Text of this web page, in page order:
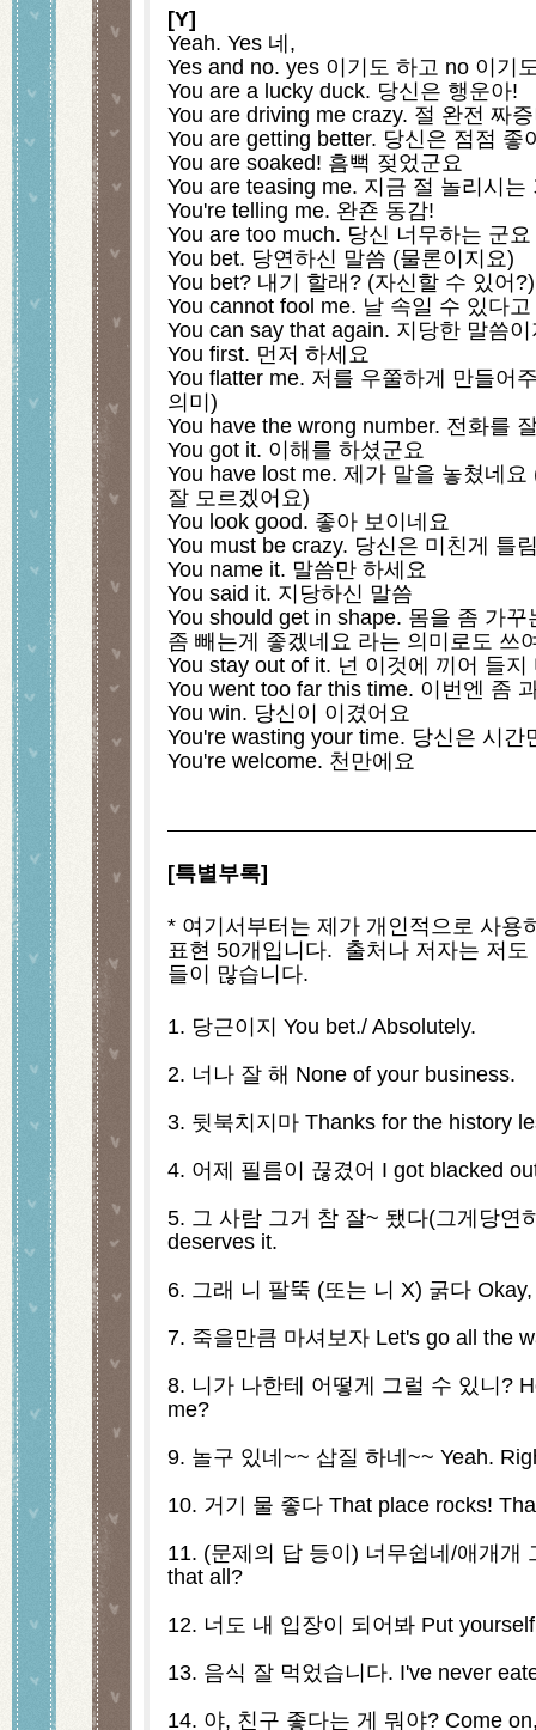
[Y]
Yeah. Yes 네,
Yes and no. yes 이기도 하고 no 이기
You are a lucky duck. 당신은 행운아!
You are driving me crazy. 절 완전 짜
You are getting better. 당신은 점점 좋
You are soaked! 흠뻑 젖었군요
You are teasing me. 지금 절 놀리시는
You're telling me. 완죤 동감!
You are too much. 당신 너무하는 군요
You bet. 당연하신 말씀 (물론이지요)
You bet? 내기 할래? (자신할 수 있어?)
You cannot fool me. 날 속일 수 있다
You can say that again. 지당한 말씀
You first. 먼저 하세요
You flatter me. 저를 우쭐하게 만들어
의미)
You have the wrong number. 전화를
You got it. 이해를 하셨군요
You have lost me. 제가 말을 놓쳤네
잘 모르겠어요)
You look good. 좋아 보이네요
You must be crazy. 당신은 미친게 틀
You name it. 말씀만 하세요
You said it. 지당하신 말씀
You should get in shape. 몸을 좀 가
좀 빼는게 좋겠네요 라는 의미로도 쓰
You stay out of it. 넌 이것에 끼어 들지
You went too far this time. 이번엔 좀
You win. 당신이 이겼어요
You're wasting your time. 당신은 시간
You're welcome. 천만에요
[특별부록]
* 여기서부터는 제가 개인적으로 사용
표현 50개입니다.  출처나 저자는 저
들이 많습니다.
1. 당근이지 You bet./ Absolutely.
2. 너나 잘 해 None of your business.
3. 뒷북치지마 Thanks for the history
4. 어제 필름이 끊겼어 I got blacked
5. 그 사람 그거 참 잘~ 됐다(그게당연
deserves it.
6. 그래 니 팔뚝 (또는 니 X) 굵다
7. 죽을만큼 마셔보자 Let's go all the
8. 니가 나한테 어떻게 그럴 수 있니?
me?
9. 놀구 있네~~ 삽질 하네~~ Yeah.
10. 거기 물 좋다 That place rocks!
11. (문제의 답 등이) 너무쉽네/애개개
that all?
12. 너도 내 입장이 되어봐 Put
13. 음식 잘 먹었습니다. I've never
14. 야, 친구 좋다는 게 뭐야? Come